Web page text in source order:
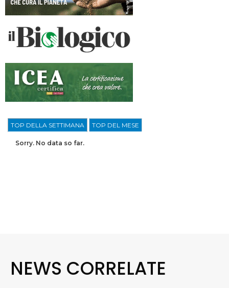
TOP DELLA SETTIMANA TOP DEL MESE
Sorry. No data so far.
NEWS CORRELATE